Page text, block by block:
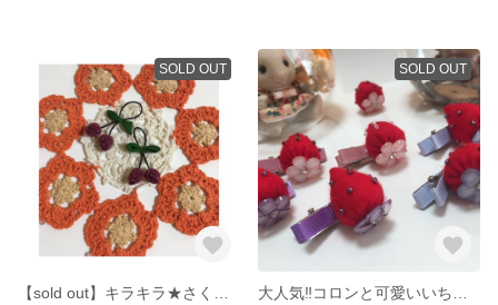
SOLD OUT SOLD OUT